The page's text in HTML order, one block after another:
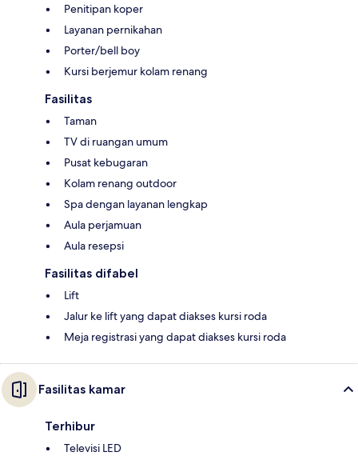
Penitipan koper
Layanan pernikahan
Porter/bell boy
Kursi berjemur kolam renang
Fasilitas
Taman
TV di ruangan umum
Pusat kebugaran
Kolam renang outdoor
Spa dengan layanan lengkap
Aula perjamuan
Aula resepsi
Fasilitas difabel
Lift
Jalur ke lift yang dapat diakses kursi roda
Meja registrasi yang dapat diakses kursi roda
Fasilitas kamar
Terhibur
Televisi LED